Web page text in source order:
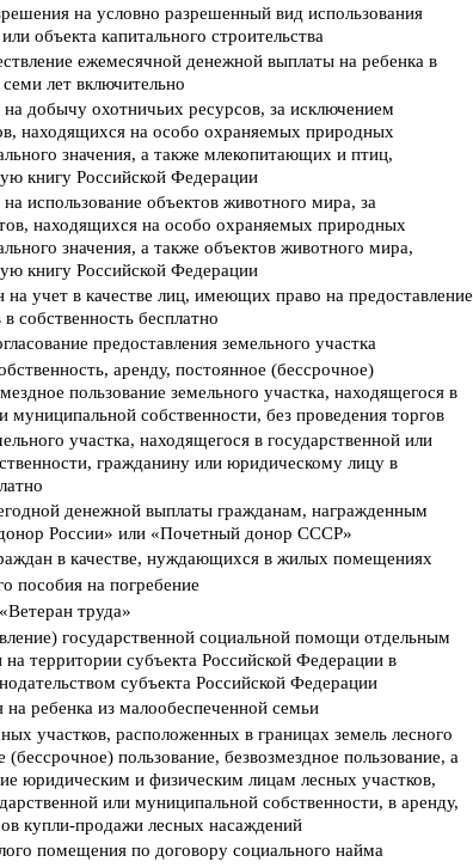
на условно разрешенный вид использования
объекта капитального строительства
ежемесячной денежной выплаты на ребенка в
лет включительно
добычу охотничьих ресурсов, за исключением
находящихся на особо охраняемых природных
значения, а также млекопитающих и птиц,
книгу Российской Федерации
использование объектов животного мира, за
находящихся на особо охраняемых природных
значения, а также объектов животного мира,
книгу Российской Федерации
на учет в качестве лиц, имеющих право на предоставление
собственность бесплатно
предоставления земельного участка
аренду, постоянное (бессрочное)
пользование земельного участка, находящегося в
муниципальной собственности, без проведения торгов
участка, находящегося в государственной или
гражданину или юридическому лицу в
денежной выплаты гражданам, награжденным
России» или «Почетный донор СССР»
в качестве, нуждающихся в жилых помещениях
пособия на погребение
труда»
государственной социальной помощи отдельным
на территории субъекта Российской Федерации в
субъекта Российской Федерации
на ребенка из малообеспеченной семьи
участков, расположенных в границах земель лесного
пользование, безвозмездное пользование, а
юридическим и физическим лицам лесных участков,
или муниципальной собственности, в аренду,
купли-продажи лесных насаждений
помещения по договору социального найма